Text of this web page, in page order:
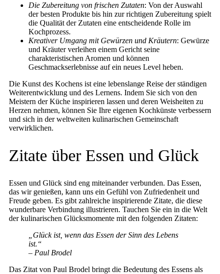
Die Zubereitung von frischen Zutaten: Von der Auswahl
der besten Produkte bis hin zur richtigen Zubereitung spielt
die Qualität der Zutaten eine entscheidende Rolle im
Kochprozess.
Kreativer Umgang mit Gewürzen und Kräutern: Gewürze
und Kräuter verleihen einem Gericht seine
charakteristischen Aromen und können
Geschmackserlebnisse auf ein neues Level heben.
Die Kunst des Kochens ist eine lebenslange Reise der ständigen
Weiterentwicklung und des Lernens. Indem Sie sich von den
Meistern der Küche inspirieren lassen und deren Weisheiten zu
Herzen nehmen, können Sie Ihre eigenen Kochkünste verbessern
und sich in der weltweiten kulinarischen Gemeinschaft
verwirklichen.
Zitate über Essen und Glück
Essen und Glück sind eng miteinander verbunden. Das Essen,
das wir genießen, kann uns ein Gefühl von Zufriedenheit und
Freude geben. Es gibt zahlreiche inspirierende Zitate, die diese
wunderbare Verbindung illustrieren. Tauchen Sie ein in die Welt
der kulinarischen Glücksmomente mit den folgenden Zitaten:
„Glück ist, wenn das Essen der Sinn des Lebens
ist.“
– Paul Brodel
Das Zitat von Paul Brodel bringt die Bedeutung des Essens als